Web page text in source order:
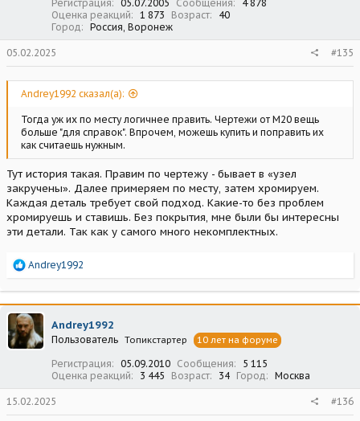
Регистрация 05.07.2005 Сообщения
4 878
Оценка реакций
1 873 Возраст
40
Город
Россия, Воронеж
05.02.2025 #135
Andrey1992 сказал(а):
Тогда уж их по месту логичнее править. Чертежи от М20 вещь
больше "для справок". Впрочем, можешь купить и поправить их
как считаешь нужным.
Тут история такая. Правим по чертежу - бывает в «узел
закручены». Далее примеряем по месту, затем хромируем.
Каждая деталь требует свой подход. Какие-то без проблем
хромируешь и ставишь. Без покрытия, мне были бы интересны
эти детали. Так как у самого много некомплектных.
Р
а
к
ц
и
и
Andrey1992
Andrey1992
Пользователь Топикстартер 10 лет на форуме
Регистрация 05.09.2010 Сообщения
5 115
Оценка реакций
3 445 Возраст 34 Город Москва
15.02.2025 #136